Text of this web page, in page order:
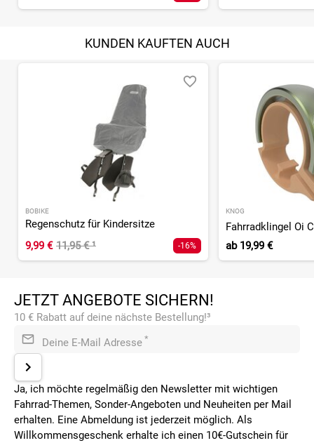
KUNDEN KAUFTEN AUCH
BOBIKE
Regenschutz für Kindersitze
9,99 € 11,95 €¹ -16%
KNOG
Fahrradklingel Oi
ab19,99 €
JETZT ANGEBOTE SICHERN!
10 € Rabatt auf deine nächste Bestellung!³
Deine E-Mail Adresse *
Ja, ich möchte regelmäßig den Newsletter mit wichtigen
Fahrrad-Themen, Sonder-Angeboten und Neuheiten per Mail
erhalten. Eine Abmeldung ist jederzeit möglich. Als
Willkommensgeschenk erhalte ich einen 10€-Gutschein für